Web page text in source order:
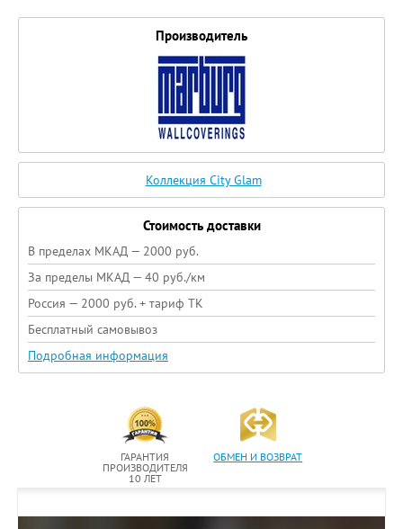
Производитель
Коллекция City Glam
Стоимость доставки
В пределах МКАД — 2000 руб.
За пределы МКАД — 40 руб./км
Россия — 2000 руб. + тариф ТК
Бесплатный самовывоз
Подробная информация
ГАРАНТИЯ
ПРОИЗВОДИТЕЛЯ
10 ЛЕТ
ОБМЕН И ВОЗВРАТ